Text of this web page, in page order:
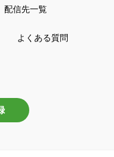
配信先一覧
よくある質問